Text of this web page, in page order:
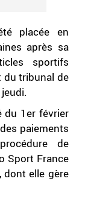
placée en
après sa
sportifs
du tribunal de
du 1er février
paiements
de
Sport France
dont elle gère